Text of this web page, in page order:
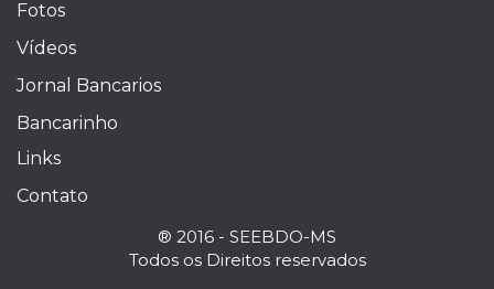
Fotos
Vídeos
Jornal Bancarios
Bancarinho
Links
Contato
® 2016 - SEEBDO-MS
Todos os Direitos reservados